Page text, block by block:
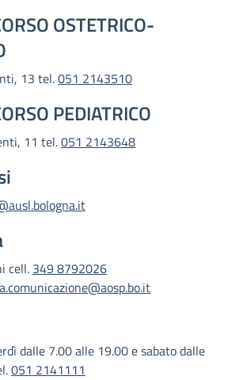
OSTETRICO-
13 tel.051 2143510
PEDIATRICO
11 tel.051 2143648
cell. 349 8792026
dalle 7.00 alle 19.00 e sabato dalle
051 2141111